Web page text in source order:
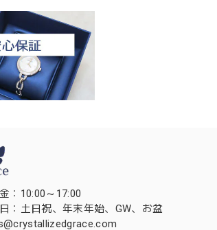
：10:00～17:00
：土日祝、年末年始、GW、お盆